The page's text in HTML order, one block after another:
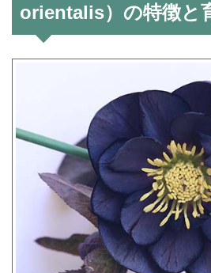
orientalis）の特徴と